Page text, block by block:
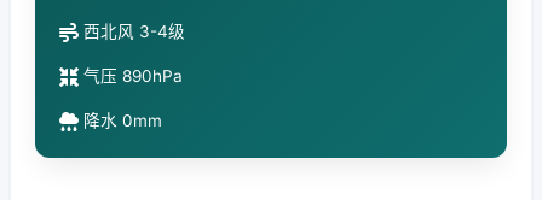
西北风 3-4级
气压 890hPa
降水 0mm